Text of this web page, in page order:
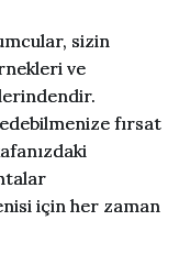
sizin
ve
edebilmenize fırsat
için her zaman